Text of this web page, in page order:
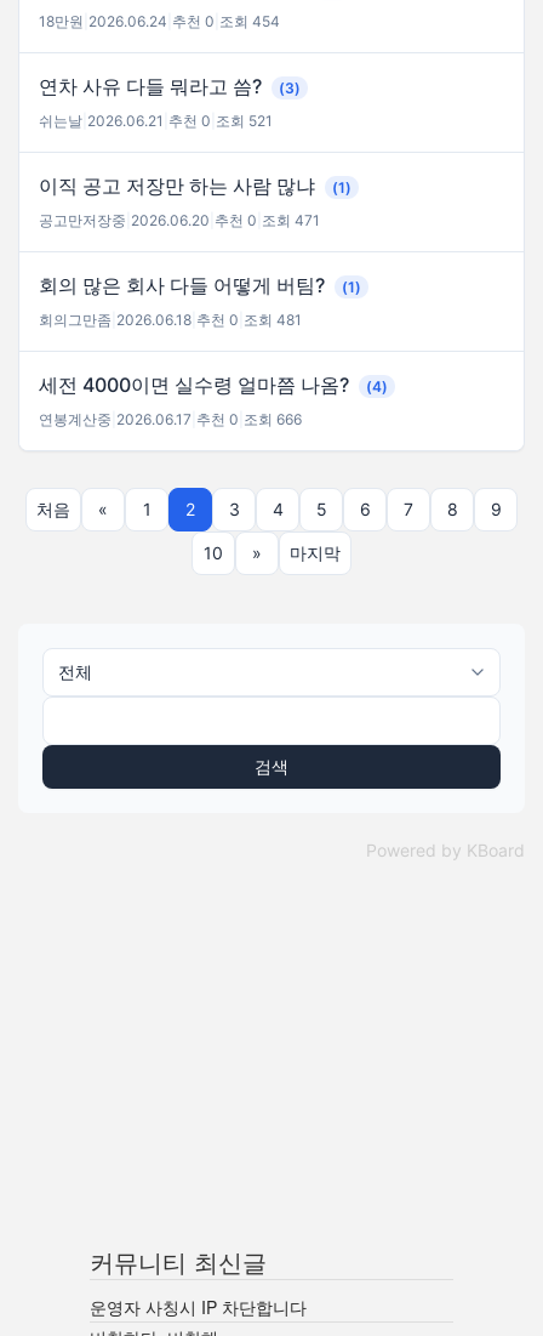
18만원 2026.06.24 추천 0 조회 454
연차 사유 다들 뭐라고 씀?
(3)
쉬는날 2026.06.21 추천 0 조회 521
이직 공고 저장만 하는 사람 많냐
(1)
공고만저장중 2026.06.20 추천 0 조회 471
회의 많은 회사 다들 어떻게 버팀?
(1)
회의그만좀 2026.06.18 추천 0 조회 481
세전 4000이면 실수령 얼마쯤 나옴?
(4)
연봉계산중 2026.06.17 추천 0 조회 666
처음 « 1 2 3 4 5 6 7 8 9
10 » 마지막
검색
Powered by KBoard
커뮤니티 최신글
운영자 사칭시 IP 차단합니다